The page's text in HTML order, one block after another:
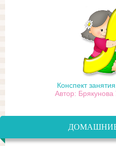
Конспект
Автор: